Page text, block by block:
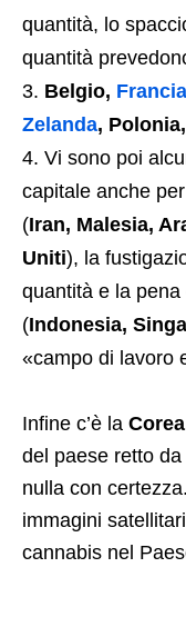
quantità, lo
quantità
Belgio, Francia
Zelanda,
Vi sono poi
capitale anche
(Iran, Malesia,
Uniti), la
quantità e la
(Indonesia,
«campo di lavoro
Infine c’è la
del paese retto
nulla con
immagini
cannabis nel